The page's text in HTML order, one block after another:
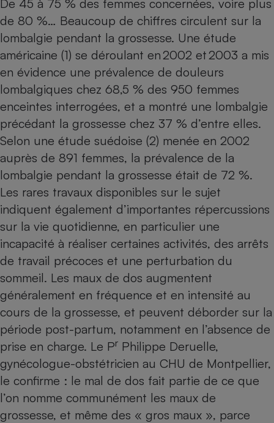
De 45 à 75 % des femmes concernées, voire plus
de 80 %… Beaucoup de chiffres circulent sur la
lombalgie pendant la grossesse. Une étude
américaine (1) se déroulant en 2002 et 2003 a mis
en évidence une prévalence de douleurs
lombalgiques chez 68,5 % des 950 femmes
enceintes interrogées, et a montré une lombalgie
précédant la grossesse chez 37 % d’entre elles.
Selon une étude suédoise (2) menée en 2002
auprès de 891 femmes, la prévalence de la
lombalgie pendant la grossesse était de 72 %.
Les rares travaux disponibles sur le sujet
indiquent également d’importantes répercussions
sur la vie quotidienne, en particulier une
incapacité à réaliser certaines activités, des arrêts
de travail précoces et une perturbation du
sommeil. Les maux de dos augmentent
généralement en fréquence et en intensité au
cours de la grossesse, et peuvent déborder sur la
période post-partum, notamment en l’absence de
prise en charge. Le Pr Philippe Deruelle,
gynécologue-obstétricien au CHU de Montpellier,
le confirme : le mal de dos fait partie de ce que
l’on nomme communément les maux de
grossesse, et même des « gros maux », parce
Complément
alimentaire
Assurance emprunteur
Banque
Petit électroménager -
Lave-linge
Plaque de cuisson à
induction
Téléviseur
Téléphone mobile -
Smartphone
Antivirus
Matelas
Radiateur électrique
Climatiseur -
Ventilateur
Mutuelle
Antimoustique